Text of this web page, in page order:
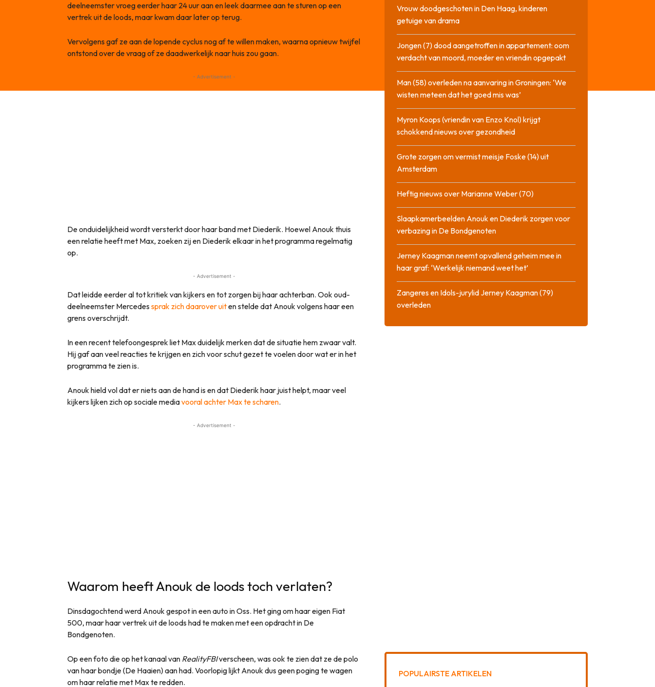
deelneemster vroeg eerder haar 24 uur aan en leek daarmee aan te sturen op een
vertrek uit de loods, maar kwam daar later op terug.
Vervolgens gaf ze aan de lopende cyclus nog af te willen maken, waarna opnieuw twijfel
ontstond over de vraag of ze daadwerkelijk naar huis zou gaan.
- Advertisement -
De onduidelijkheid wordt versterkt door haar band met Diederik. Hoewel Anouk thuis
een relatie heeft met Max, zoeken zij en Diederik elkaar in het programma regelmatig
op.
- Advertisement -
Dat leidde eerder al tot kritiek van kijkers en tot zorgen bij haar achterban. Ook oud-
deelneemster Mercedes sprak zich daarover uiten stelde dat Anouk volgens haar een
grens overschrijdt.
In een recent telefoongesprek liet Max duidelijk merken dat de situatie hem zwaar valt.
Hij gaf aan veel reacties te krijgen en zich voor schut gezet te voelen door wat er in het
programma te zien is.
Anouk hield vol dat er niets aan de hand is en dat Diederik haar juist helpt, maar veel
kijkers lijken zich op sociale mediavooral achter Max te scharen.
- Advertisement -
Waarom heeft Anouk de loods toch verlaten?
Dinsdagochtend werd Anouk gespot in een auto in Oss. Het ging om haar eigen Fiat
500, maar haar vertrek uit de loods had te maken met een opdracht in De
Bondgenoten.
Op een foto die op het kanaal van RealityFBIverscheen, was ook te zien dat ze de polo
van haar bondje (De Haaien) aan had. Voorlopig lijkt Anouk dus geen poging te wagen
om haar relatie met Max te redden.
Vrouw doodgeschoten in Den Haag, kinderen
getuige van drama
Jongen (7) dood aangetroffen in appartement: oom
verdacht van moord, moeder en vriendin opgepakt
Man (58) overleden na aanvaring in Groningen: ‘We
wisten meteen dat het goed mis was’
Myron Koops (vriendin van Enzo Knol) krijgt
schokkend nieuws over gezondheid
Grote zorgen om vermist meisje Foske (14) uit
Amsterdam
Heftig nieuws over Marianne Weber (70)
Slaapkamerbeelden Anouk en Diederik zorgen voor
verbazing in De Bondgenoten
Jerney Kaagman neemt opvallend geheim mee in
haar graf: ‘Werkelijk niemand weet het’
Zangeres en Idols-jurylid Jerney Kaagman (79)
overleden
POPULAIRSTE ARTIKELEN